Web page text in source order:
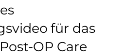
für das
OP Care